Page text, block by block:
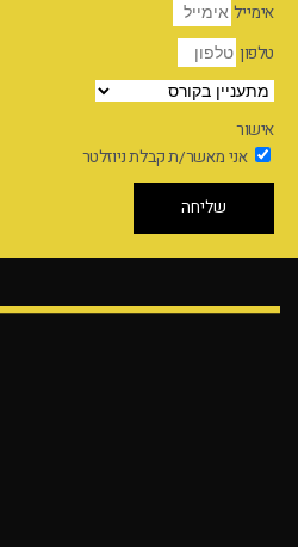
אימייל
טלפון
אישור
אני מאשר/ת קבלת ניוזלטר
שליחה